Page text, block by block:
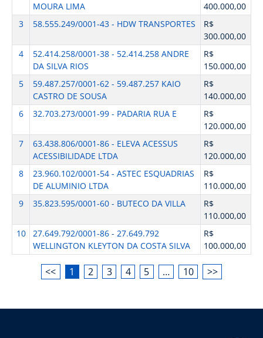
MOURA LIMA
400.000,00
3
58.555.249/0001-43 - HDW TRANSPORTES
R$
300.000,00
4
52.414.258/0001-38 - 52.414.258 ANDRE
DA SILVA RIOS
R$
150.000,00
5
59.487.257/0001-62 - 59.487.257 KAIO
CASTRO DE SOUSA
R$
140.000,00
6
32.703.273/0001-99 - PADARIA RUA E
R$
120.000,00
7
63.438.806/0001-86 - ELEVA ACESSUS
ACESSIBILIDADE LTDA
R$
120.000,00
8
23.960.102/0001-54 - ASTEC ESQUADRIAS
DE ALUMINIO LTDA
R$
110.000,00
9
35.823.595/0001-60 - BUTECO DA VILLA
R$
110.000,00
10
27.649.792/0001-86 - 27.649.792
WELLINGTON KLEYTON DA COSTA SILVA
R$
100.000,00
<< 1 2 3 4 5 … 10 >>